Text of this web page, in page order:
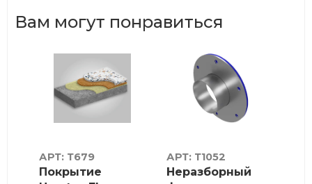
Вам могут понравиться
АРТ: Т679
Покрытие
АРТ: Т1052
Неразборный